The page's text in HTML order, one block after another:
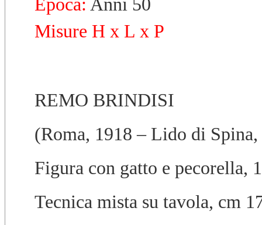
Epoca: Anni 50
Misure H x L x P
REMO BRINDISI
(Roma, 1918 – Lido di
Figura con gatto e pecorella,
Tecnica mista su tavola, cm